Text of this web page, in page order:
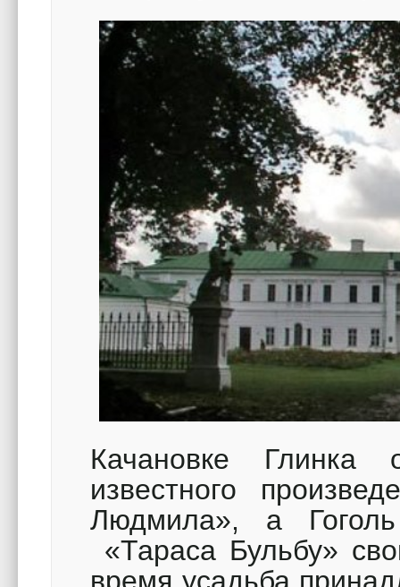
Качановке Глинка
известного
Людмила», а
«Тараса Бульбу»
время усадьба